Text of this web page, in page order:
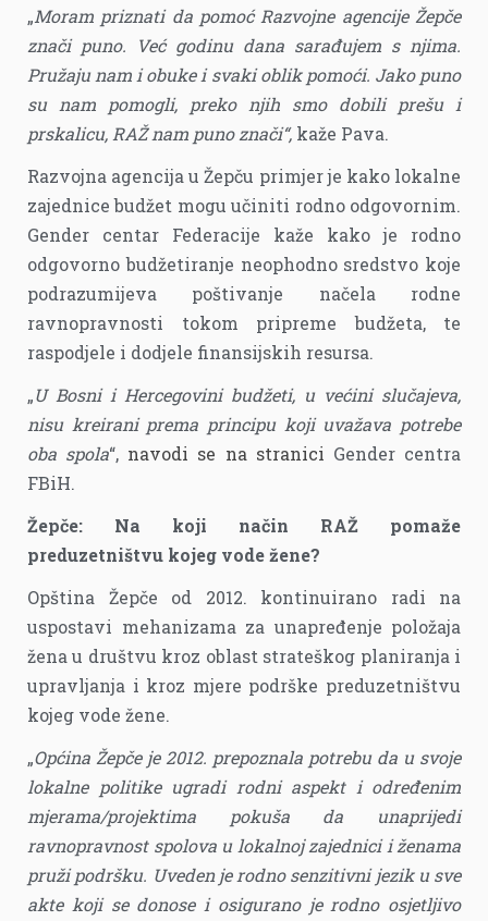
„Moram priznati da pomoć Razvojne agencije Žepče
znači puno. Već godinu dana sarađujem s njima.
Pružaju nam i obuke i svaki oblik pomoći. Jako puno
su nam pomogli, preko njih smo dobili prešu i
prskalicu, RAŽ nam puno znači“, kaže Pava.
Razvojna agencija u Žepču primjer je kako lokalne
zajednice budžet mogu učiniti rodno odgovornim.
Gender centar Federacije kaže kako je rodno
odgovorno budžetiranje neophodno sredstvo koje
podrazumijeva poštivanje načela rodne
ravnopravnosti tokom pripreme budžeta, te
raspodjele i dodjele finansijskih resursa.
„U Bosni i Hercegovini budžeti, u većini slučajeva,
nisu kreirani prema principu koji uvažava potrebe
oba spola“, navodi se na stranici Gender centra
FBiH.
Žepče: Na koji način RAŽ pomaže
preduzetništvu kojeg vode žene?
Opština Žepče od 2012. kontinuirano radi na
uspostavi mehanizama za unapređenje položaja
žena u društvu kroz oblast strateškog planiranja i
upravljanja i kroz mjere podrške preduzetništvu
kojeg vode žene.
„Općina Žepče je 2012. prepoznala potrebu da u svoje
lokalne politike ugradi rodni aspekt i određenim
mjerama/projektima pokuša da unaprijedi
ravnopravnost spolova u lokalnoj zajednici i ženama
pruži podršku. Uveden je rodno senzitivni jezik u sve
akte koji se donose i osigurano je rodno osjetljivo